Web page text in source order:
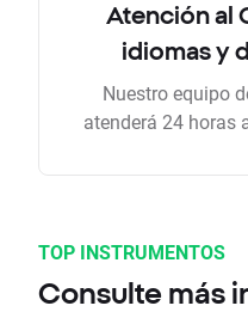
Atención al
idiomas y
Nuestro equipo
atenderá 24 horas
TOP INSTRUMENTOS
Consulte más